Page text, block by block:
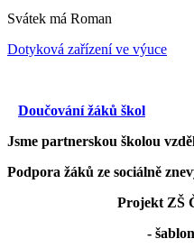
Svátek má Roman
Dotyková zařízení ve výuce
Doučování žáků škol
Jsme partnerskou školou
Podpora žáků ze sociálně
Projekt ZŠ
-